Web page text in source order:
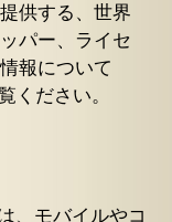
供する、世界
パー、ライセ
報について
ください。
、モバイルやコ